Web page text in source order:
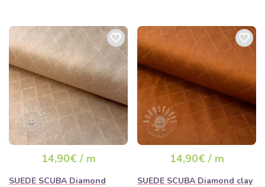
14,90€ / m
SUEDE SCUBA Diamond
14,90€ / m
SUEDE SCUBA Diamond clay